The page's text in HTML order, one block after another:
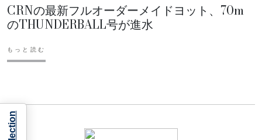
CRNの最新フルオーダーメイドヨット、70m
のTHUNDERBALL号が進水
もっと読む